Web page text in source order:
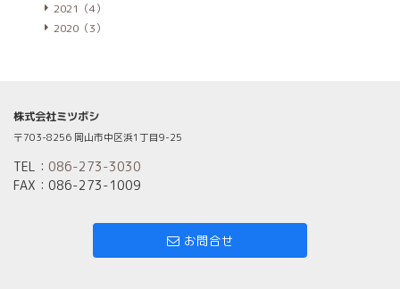
2021（4）
2020（3）
株式会社ミツボシ
〒703-8256 岡山市中区浜1丁目9-25
TEL： 086-273-3030
FAX：086-273-1009
お問合せ